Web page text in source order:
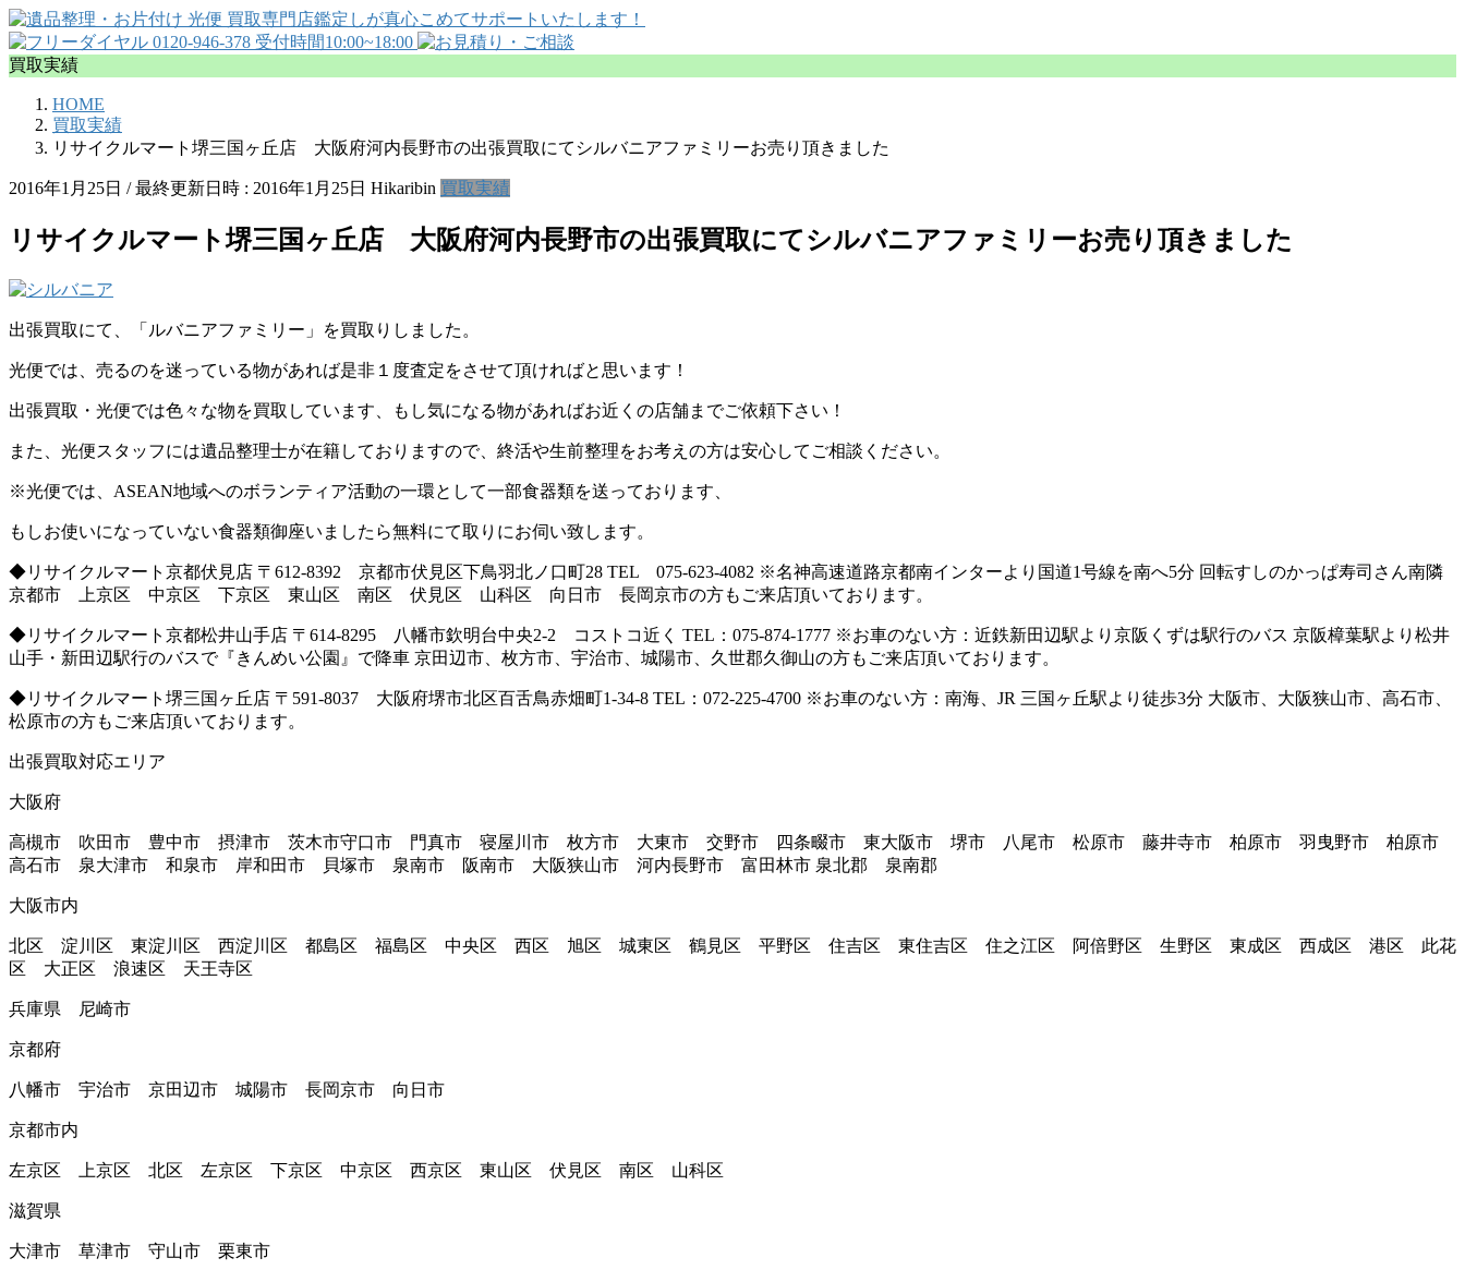
買取実績
HOME
買取実績
リサイクルマート堺三国ヶ丘店 大阪府河内長野市の出張買取にてシルバニアファミリーお売り頂きました
2016年1月25日 / 最終更新日時 : 2016年1月25日 Hikaribin 買取実績
リサイクルマート堺三国ヶ丘店 大阪府河内長野市の出張買取にてシルバニアファミリーお売り頂きました
出張買取にて、「ルバニアファミリー」を買取りしました。
光便では、売るのを迷っている物があれば是非１度査定をさせて頂ければと思います！
出張買取・光便では色々な物を買取しています、もし気になる物があればお近くの店舗までご依頼下さい！
また、光便スタッフには遺品整理士が在籍しておりますので、終活や生前整理をお考えの方は安心してご相談ください。
※光便では、ASEAN地域へのボランティア活動の一環として一部食器類を送っております、
もしお使いになっていない食器類御座いましたら無料にて取りにお伺い致します。
◆リサイクルマート京都伏見店 〒612-8392 京都市伏見区下鳥羽北ノ口町28 TEL 075-623-4082 ※名神高速道路京都南インターより国道1号線を南へ5分 回転すしのかっぱ寿司さん南隣
京都市 上京区 中京区 下京区 東山区 南区 伏見区 山科区 向日市 長岡京市の方もご来店頂いております。
◆リサイクルマート京都松井山手店 〒614-8295 八幡市欽明台中央2-2 コストコ近く TEL：075-874-1777 ※お車のない方：近鉄新田辺駅より京阪くずは駅行のバス 京阪樟葉駅より松井
山手・新田辺駅行のバスで『きんめい公園』で降車 京田辺市、枚方市、宇治市、城陽市、久世郡久御山の方もご来店頂いております。
◆リサイクルマート堺三国ヶ丘店 〒591-8037 大阪府堺市北区百舌鳥赤畑町1-34-8 TEL：072-225-4700 ※お車のない方：南海、JR 三国ヶ丘駅より徒歩3分 大阪市、大阪狭山市、高石市、
松原市の方もご来店頂いております。
出張買取対応エリア
大阪府
高槻市 吹田市 豊中市 摂津市 茨木市守口市 門真市 寝屋川市 枚方市 大東市 交野市 四条畷市 東大阪市 堺市 八尾市 松原市 藤井寺市 柏原市 羽曳野市 柏原市
高石市 泉大津市 和泉市 岸和田市 貝塚市 泉南市 阪南市 大阪狭山市 河内長野市 富田林市 泉北郡 泉南郡
大阪市内
北区 淀川区 東淀川区 西淀川区 都島区 福島区 中央区 西区 旭区 城東区 鶴見区 平野区 住吉区 東住吉区 住之江区 阿倍野区 生野区 東成区 西成区 港区 此花
区 大正区 浪速区 天王寺区
兵庫県 尼崎市
京都府
八幡市 宇治市 京田辺市 城陽市 長岡京市 向日市
京都市内
左京区 上京区 北区 左京区 下京区 中京区 西京区 東山区 伏見区 南区 山科区
滋賀県
大津市 草津市 守山市 栗東市